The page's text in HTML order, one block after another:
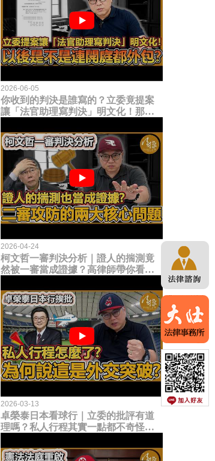
2026-06-05
你收到的判決是誰寫的？立委竟提案
讓「法官助理寫判決」明文化！那以
2026-04-24
柯文哲一審判決分析｜證人的揣測竟
然被一審當成證據？高律師帶你看未
2026-03-13
卓榮泰日本看球行｜立委的批評有道
理嗎？私人行程其實一點都不奇怪？